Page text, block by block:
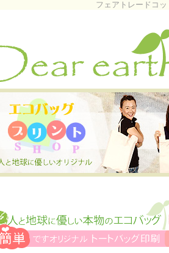
フェアトレードコ